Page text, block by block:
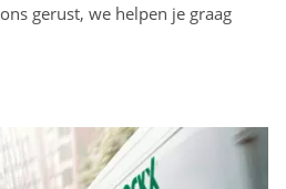
ons gerust, we helpen je graag